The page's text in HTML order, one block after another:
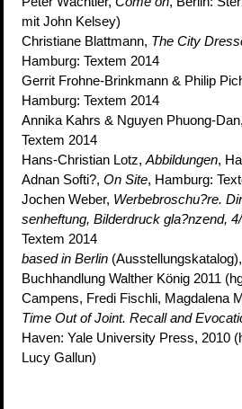
mit John Kelsey)
Christiane Blattmann, The City
Hamburg: Textem 2014
Gerrit Frohne-Brinkmann & Philip
Hamburg: Textem 2014
Annika Kahrs & Nguyen Phuong-Dan,
Textem 2014
Hans-Christian Lotz, Abbildungen,
Adnan Softi?, On Site, Hamburg:
Jochen Weber, Werbebroschu?re.
senheftung, Bilderdruck gla?nzend,
Textem 2014
based in Berlin
Buchhandlung Walther König 2011
Campens, Fredi Fischli, Magdalena
Time Out of Joint. Recall and
Haven: Yale University Press, 2010
Lucy Gallun)